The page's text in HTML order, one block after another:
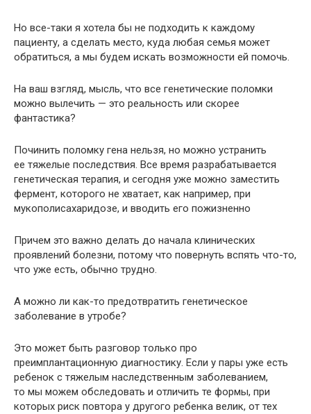
Но все-таки я хотела бы не подходить к каждому
пациенту, а сделать место, куда любая семья может
обратиться, а мы будем искать возможности ей помочь.
На ваш взгляд, мысль, что все генетические поломки
можно вылечить — это реальность или скорее
фантастика?
Починить поломку гена нельзя, но можно устранить
ее тяжелые последствия. Все время разрабатывается
генетическая терапия, и сегодня уже можно заместить
фермент, которого не хватает, как например, при
мукополисахаридозе, и вводить его пожизненно
Причем это важно делать до начала клинических
проявлений болезни, потому что повернуть вспять что-то,
что уже есть, обычно трудно.
А можно ли как-то предотвратить генетическое
заболевание в утробе?
Это может быть разговор только про
преимплантационную диагностику. Если у пары уже есть
ребенок с тяжелым наследственным заболеванием,
то мы можем обследовать и отличить те формы, при
которых риск повтора у другого ребенка велик, от тех